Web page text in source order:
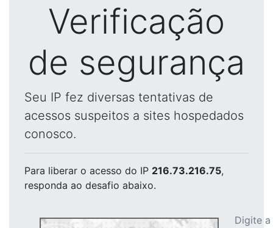
Verificação
de segurança
Seu IP fez diversas tentativas de
acessos suspeitos a sites hospedados
conosco.
Para liberar o acesso do IP 216.73.216.75,
responda ao desafio abaixo.
Digite